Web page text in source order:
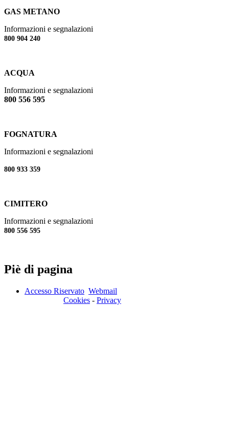
GAS METANO
Informazioni e segnalazioni
800 904 240
ACQUA
Informazioni e segnalazioni
800 556 595
FOGNATURA
Informazioni e segnalazioni
800 933 359
CIMITERO
Informazioni e segnalazioni
800 556 595
Piè di pagina
Accesso Riservato Webmail
Cookies - Privacy